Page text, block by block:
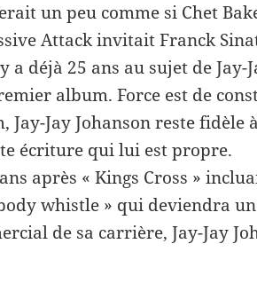
un peu comme si Chet
Attack invitait Franck
a déjà 25 ans au sujet de Jay-
album. Force est de
Jay-Jay Johanson reste fidèle
écriture qui lui est propre.
après « Kings Cross »
whistle » qui deviendra un
de sa carrière, Jay-Jay